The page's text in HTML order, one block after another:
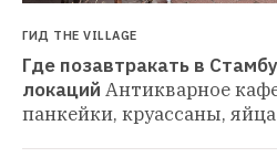
ГИД THE VILLAGE
Где позавтракать в
локаций Антикварное
панкейки, круассаны,